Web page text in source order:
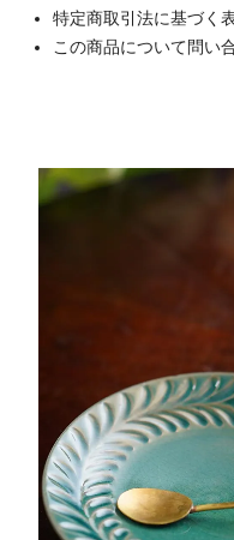
特定商取引法に基づく
この商品について問い